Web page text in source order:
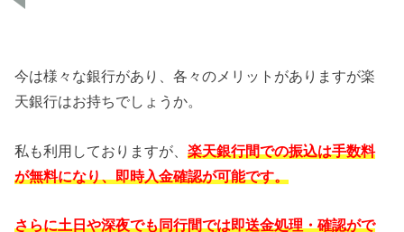
今は様々な銀行があり、各々のメリットがありますが楽
天銀行はお持ちでしょうか。
私も利用しておりますが、楽天銀行間での振込は手数料
が無料になり、即時入金確認が可能です。
さらに土日や深夜でも同行間では即送金処理・確認がで